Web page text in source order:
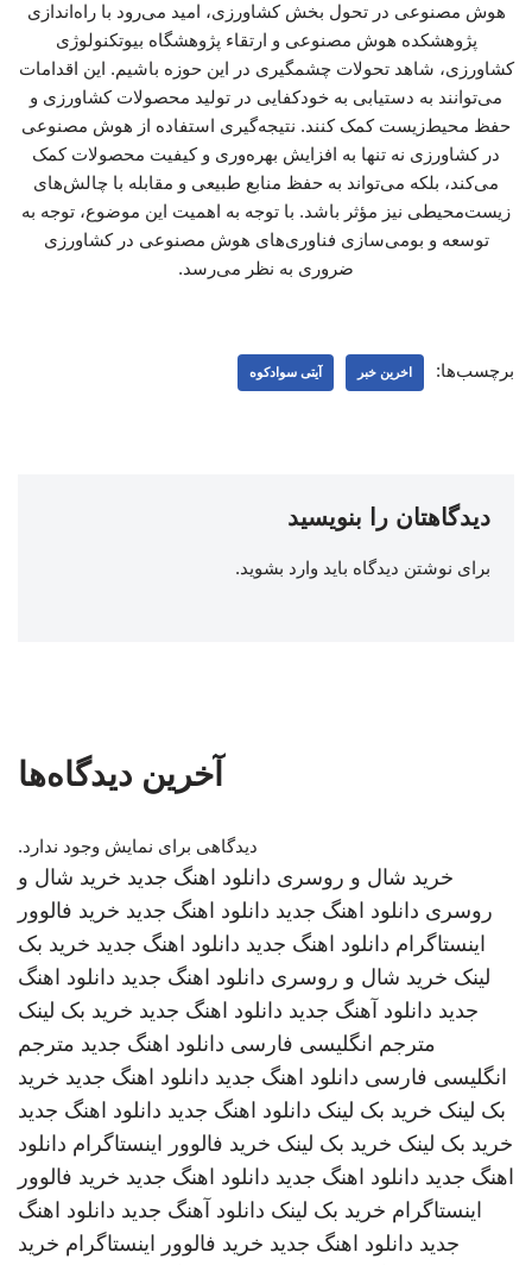
هوش مصنوعی در تحول بخش کشاورزی، امید می‌رود با راه‌اندازی
پژوهشکده هوش مصنوعی و ارتقاء پژوهشگاه بیوتکنولوژی
کشاورزی، شاهد تحولات چشمگیری در این حوزه باشیم. این اقدامات
می‌توانند به دستیابی به خودکفایی در تولید محصولات کشاورزی و
حفظ محیط‌زیست کمک کنند. نتیجه‌گیری استفاده از هوش مصنوعی
در کشاورزی نه تنها به افزایش بهره‌وری و کیفیت محصولات کمک
می‌کند، بلکه می‌تواند به حفظ منابع طبیعی و مقابله با چالش‌های
زیست‌محیطی نیز مؤثر باشد. با توجه به اهمیت این موضوع، توجه به
توسعه و بومی‌سازی فناوری‌های هوش مصنوعی در کشاورزی
ضروری به نظر می‌رسد.
برچسب‌ها: اخرین خبر آیتی سوادکوه
دیدگاهتان را بنویسید
برای نوشتن دیدگاه باید وارد بشوید.
آخرین دیدگاه‌ها
دیدگاهی برای نمایش وجود ندارد.
خرید شال و روسری دانلود اهنگ جدید خرید شال و
روسری دانلود اهنگ جدید دانلود اهنگ جدید خرید فالوور
اینستاگرام دانلود اهنگ جدید دانلود اهنگ جدید خرید بک
لینک خرید شال و روسری دانلود اهنگ جدید دانلود اهنگ
جدید دانلود آهنگ جدید دانلود اهنگ جدید خرید بک لینک
مترجم انگلیسی فارسی دانلود اهنگ جدید مترجم
انگلیسی فارسی دانلود اهنگ جدید دانلود اهنگ جدید خرید
بک لینک خرید بک لینک دانلود اهنگ جدید دانلود اهنگ جدید
خرید بک لینک خرید بک لینک خرید فالوور اینستاگرام دانلود
اهنگ جدید دانلود اهنگ جدید دانلود اهنگ جدید خرید فالوور
اینستاگرام خرید بک لینک دانلود آهنگ جدید دانلود اهنگ
جدید دانلود اهنگ جدید خرید فالوور اینستاگرام خرید